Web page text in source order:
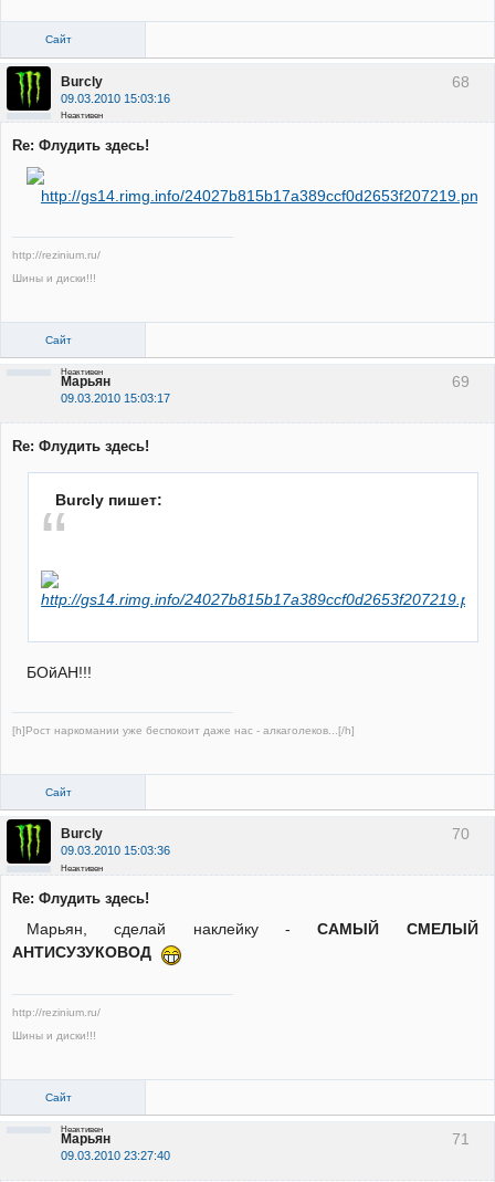
Сайт
68
Burcly
09.03.2010 15:03:16
Неактивен
Re: Флудить здесь!
http://rezinium.ru/
Шины и диски!!!
Сайт
69
Марьян
09.03.2010 15:03:17
Неактивен
Re: Флудить здесь!
Burcly пишет:
БОйАН!!!
[h]Рост наркомании уже беспокоит даже нас - алкаголеков...[/h]
Сайт
70
Burcly
09.03.2010 15:03:36
Неактивен
Re: Флудить здесь!
Марьян, сделай наклейку -САМЫЙ СМЕЛЫЙ
АНТИСУЗУКОВОД
http://rezinium.ru/
Шины и диски!!!
Сайт
71
Марьян
09.03.2010 23:27:40
Неактивен